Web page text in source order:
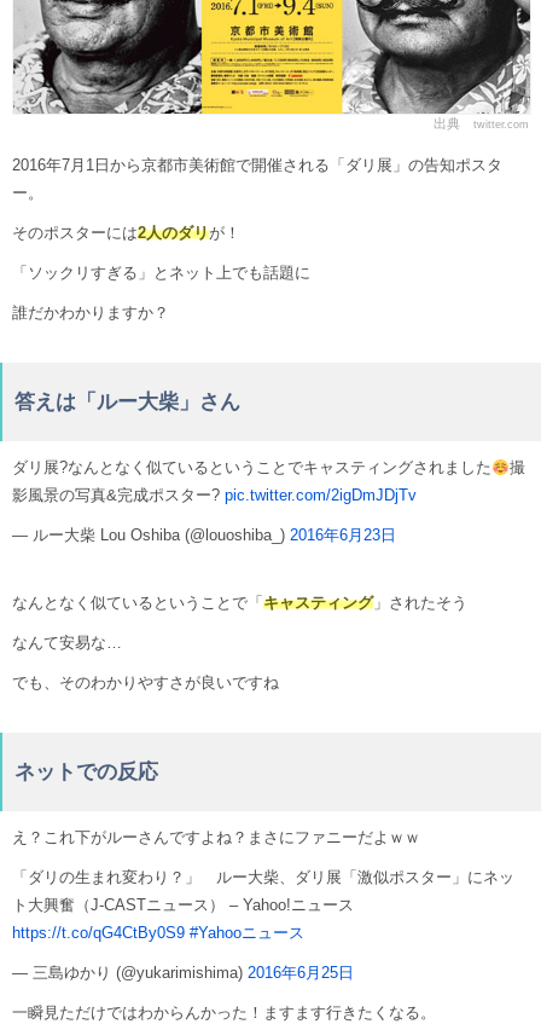
出典 twitter.com
2016年7月1日から京都市美術館で開催される「ダリ展」の告知ポスタ
ー。
そのポスターには2人のダリが！
「ソックリすぎる」とネット上でも話題に
誰だかわかりますか？
答えは「ルー大柴」さん
ダリ展?なんとなく似ているということでキャスティングされました
撮
影風景の写真&完成ポスター? pic.twitter.com/2igDmJDjTv
— ルー大柴 Lou Oshiba (@louoshiba_) 2016年6月23日
なんとなく似ているということで「 キャスティング」されたそう
なんて安易な…
でも、そのわかりやすさが良いですね
ネットでの反応
え？これ下がルーさんですよね？まさにファニーだよｗｗ
「ダリの生まれ変わり？」 ルー大柴、ダリ展「激似ポスター」にネッ
ト大興奮（J-CASTニュース） – Yahoo!ニュース
https://t.co/qG4CtBy0S9 #Yahooニュース
— 三島ゆかり (@yukarimishima) 2016年6月25日
一瞬見ただけではわからんかった！ますます行きたくなる。